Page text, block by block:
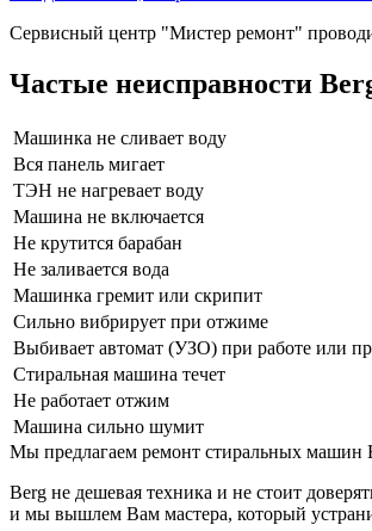
Сервисный центр "Мистер ремонт"
Частые неисправности
Машинка не сливает воду
Вся панель мигает
ТЭН не нагревает воду
Машина не включается
Не крутится барабан
Не заливается вода
Машинка гремит или скрипит
Сильно вибрирует при отжиме
Выбивает автомат (УЗО) при работе или
Стиральная машина течет
Не работает отжим
Машина сильно шумит
Мы предлагаем ремонт стиральных машин
Berg не дешевая техника и не стоит
и мы вышлем Вам мастера, который